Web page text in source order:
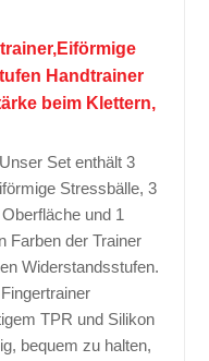
Handtrainer
beim Klettern,
Set enthält 3
Stressbälle, 3
und 1
Farben der Trainer
Widerstandsstufen.
TPR und Silikon
bequem zu halten,